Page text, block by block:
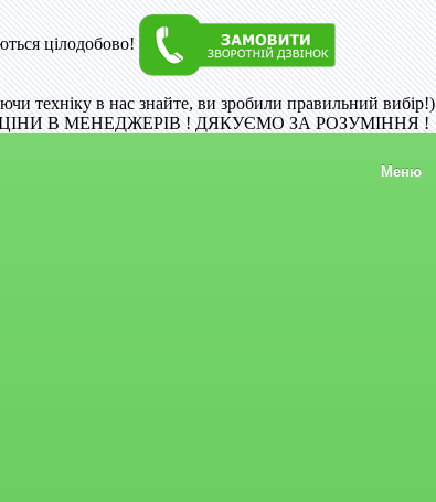
цілодобово!
техніку в нас знайте, ви зробили правильний вибір!)
В МЕНЕДЖЕРІВ ! ДЯКУЄМО ЗА РОЗУМІННЯ !
Меню